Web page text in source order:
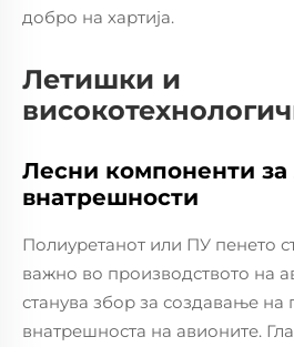
добро на хартија.
Летишки и
Лесни компоненти
внатрешности
Полиуретанот или ПУ пенето
важно во производството на
станува збор за создавање на
внатрешноста на авионите.